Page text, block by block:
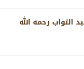
التواب رحمه الله